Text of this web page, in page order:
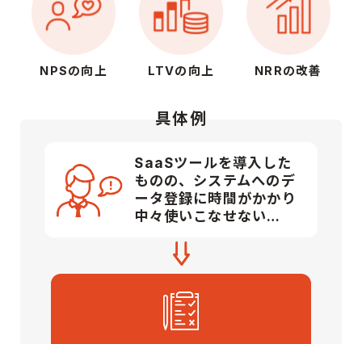
具体例
SaaSツールを導入した
ものの、システムへのデ
ータ登録に時間がかかり
中々使いこなせない…
NPSの向上 LTVの向上 NRRの改善